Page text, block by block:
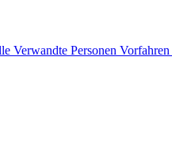
Verwandte Personen Vorfahren